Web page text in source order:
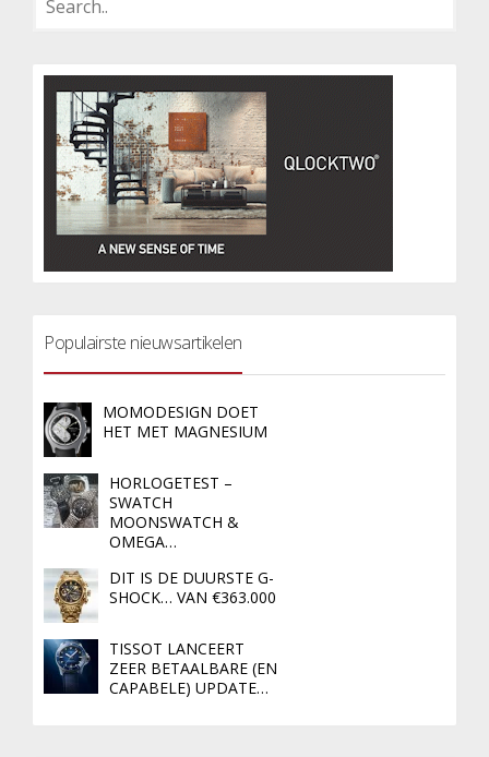
Populairste nieuwsartikelen
MOMODESIGN DOET
HET MET MAGNESIUM
HORLOGETEST –
SWATCH
MOONSWATCH &
OMEGA…
DIT IS DE DUURSTE G-
SHOCK… VAN €363.000
TISSOT LANCEERT
ZEER BETAALBARE (EN
CAPABELE) UPDATE…